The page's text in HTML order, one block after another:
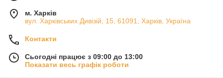
м. Харків
вул. Харківських Дивізій, 15, 61091, Харків, Україна
Контакти
Сьогодні працює з 09:00 до 13:00
Показати весь графік роботи